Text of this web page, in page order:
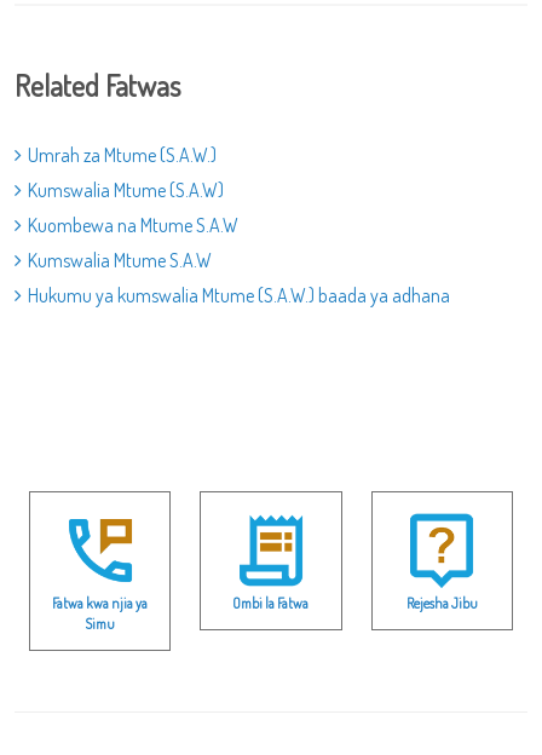
Related Fatwas
Umrah za Mtume (S.A.W.)
Kumswalia Mtume (S.A.W)
Kuombewa na Mtume S.A.W
Kumswalia Mtume S.A.W
Hukumu ya kumswalia Mtume (S.A.W.) baada ya adhana
Fatwa kwa njia ya
Simu
Ombi la Fatwa Rejesha Jibu